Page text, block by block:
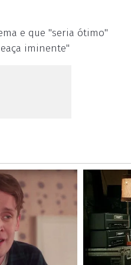
e que "seria ótimo"
iminente"